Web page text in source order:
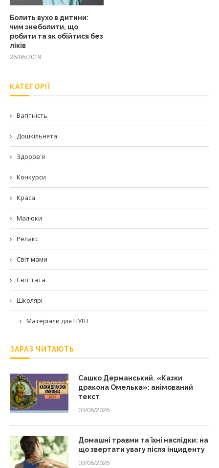
Болить вухо в дитини:
чим знеболити, що
робити та як обійтися без
ліків
26/06/2019
КАТЕГОРІЇ
Вагітність
Дошкільнята
Здоров'я
Конкурси
Краса
Малюки
Релакс
Світ мами
Світ тата
Школярі
Матеріали для НУШ
ЗАРАЗ ЧИТАЮТЬ
Сашко Дерманський. «Казки
дракона Омелька»: анімований
текст
03/08/2026
Домашні травми та їхні наслідки: на
що звертати увагу після інциденту
03/08/2026